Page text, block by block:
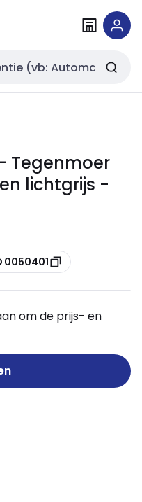
- Tegenmoer
lichtgrijs -
0050401
om de prijs- en